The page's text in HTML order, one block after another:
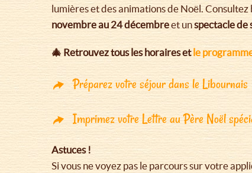
lumières et des animations de Noël.
novembre au 24 décembreet unspectacle de
🎄 Retrouvez tous les horaires etle
Préparez votre séjour dans le Libournais
Imprimez votre Lettre au Père Noël
Astuces !
Si vous ne voyez pas le parcours sur votre